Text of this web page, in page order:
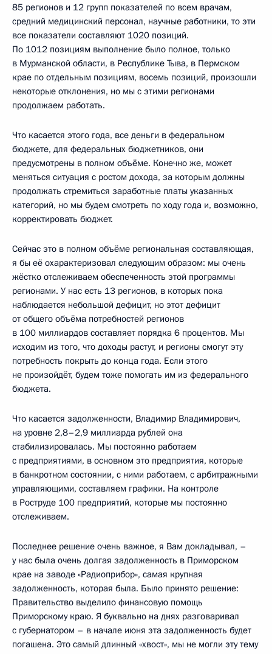
85 регионов и 12 групп показателей по всем врачам,
средний медицинский персонал, научные работники, то эти
все показатели составляют 1020 позиций.
По 1012 позициям выполнение было полное, только
в Мурманской области, в Республике Тыва, в Пермском
крае по отдельным позициям, восемь позиций, произошли
некоторые отклонения, но мы с этими регионами
продолжаем работать.
Что касается этого года, все деньги в федеральном
бюджете, для федеральных бюджетников, они
предусмотрены в полном объёме. Конечно же, может
меняться ситуация с ростом дохода, за которым должны
продолжать стремиться заработные платы указанных
категорий, но мы будем смотреть по ходу года и, возможно,
корректировать бюджет.
Сейчас это в полном объёме региональная составляющая,
я бы её охарактеризовал следующим образом: мы очень
жёстко отслеживаем обеспеченность этой программы
регионами. У нас есть 13 регионов, в которых пока
наблюдается небольшой дефицит, но этот дефицит
от общего объёма потребностей регионов
в 100 миллиардов составляет порядка 6 процентов. Мы
исходим из того, что доходы растут, и регионы смогут эту
потребность покрыть до конца года. Если этого
не произойдёт, будем тоже помогать им из федерального
бюджета.
Что касается задолженности, Владимир Владимирович,
на уровне 2,8–2,9 миллиарда рублей она
стабилизировалась. Мы постоянно работаем
с предприятиями, в основном это предприятия, которые
в банкротном состоянии, с ними работаем, с арбитражными
управляющими, составляем графики. На контроле
в Роструде 100 предприятий, которые мы постоянно
отслеживаем.
Последнее решение очень важное, я Вам докладывал, –
у нас была очень долгая задолженность в Приморском
крае на заводе «Радиоприбор», самая крупная
задолженность, которая была. Было принято решение:
Правительство выделило финансовую помощь
Приморскому краю. Я буквально на днях разговаривал
с губернатором – в начале июня эта задолженность будет
погашена. Это самый длинный «хвост», мы не могли эту тему